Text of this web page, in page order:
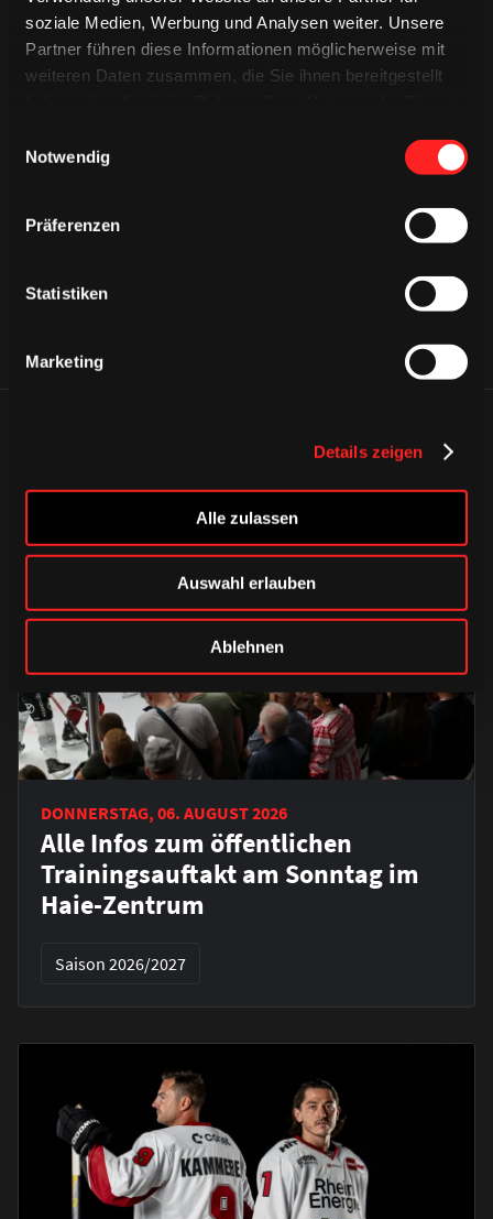
soziale Medien, Werbung und Analysen weiter. Unsere
Partner führen diese Informationen möglicherweise mit
weiteren Daten zusammen, die Sie ihnen bereitgestellt
Notwendig
Präferenzen
Statistiken
Marketing
Details zeigen
Alle zulassen
Auswahl erlauben
Ablehnen
DONNERSTAG, 06. AUGUST 2026
Alle Infos zum öffentlichen
Trainingsauftakt am Sonntag im
Haie-Zentrum
Saison 2026/2027